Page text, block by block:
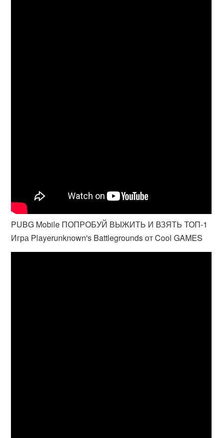
PUBG Mobile ПОПРОБУЙ ВЫЖИТЬ И ВЗЯТЬ ТОП-1
Игра Playerunknown's Battlegrounds от Cool GAMES